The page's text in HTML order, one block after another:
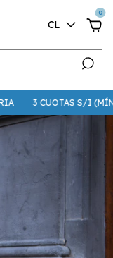
CL
0
3 CUOTAS S/I (MÍN.